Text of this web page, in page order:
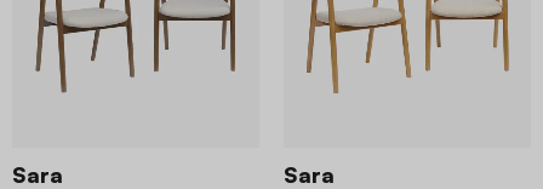
Sara Sara